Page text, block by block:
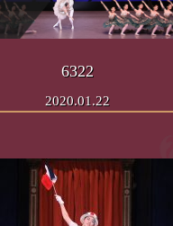
6322
2020.01.22